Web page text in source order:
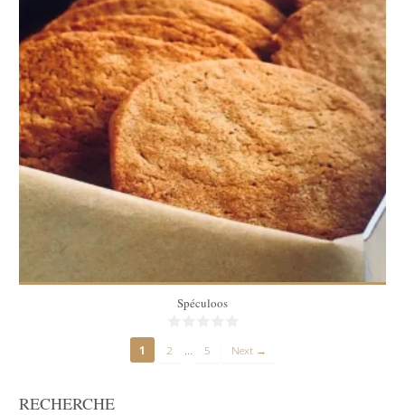
6 personnes
10 Min
Spéculoos
1 2 … 5 Next →
RECHERCHE